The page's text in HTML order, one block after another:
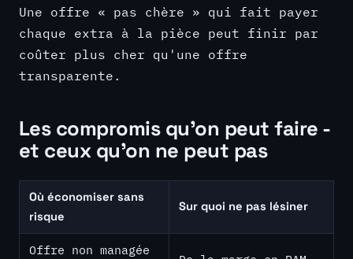
Une offre « pas chère » qui fait payer
chaque extra à la pièce peut finir par
coûter plus cher qu'une offre
transparente.
Les compromis qu'on peut faire -
et ceux qu'on ne peut pas
Où économiser sans
risque
Sur quoi ne pas lésiner
Offre non managée